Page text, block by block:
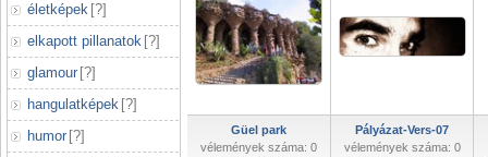
életképek [?]
elkapott pillanatok [?]
glamour [?]
hangulatképek [?]
humor [?]
Güel park
vélemények száma: 0
Pályázat-Vers-07
vélemények száma: 0